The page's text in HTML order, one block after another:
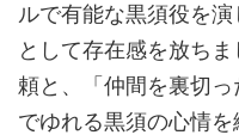
ルで有能な黒須役を
として存在感を放ち
頼と、「仲間を裏切
でゆれる黒須の心情